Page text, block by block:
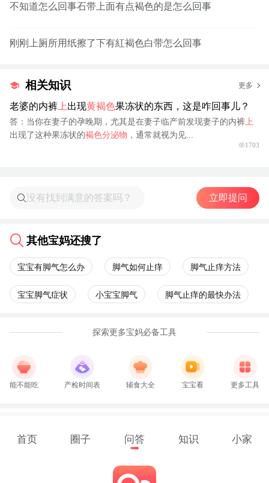
不知道怎么回事石带上面有点褐色的是怎么回事
刚刚上厕所用纸擦了下有紅褐色白带怎么回事
相关知识 更多
老婆的内裤 上出现黄褐色果冻状的东西，这是咋回事儿？
答：当你在妻子的孕晚期，尤其是在妻子临产前发现妻子的内裤 上
出现了这种果冻状的褐色分泌物 ，通常就视为见...
1703
立即提问
其他宝妈还搜了
宝宝有脚气怎么办 脚气如何止痒 脚气止痒方法
宝宝脚气症状 小宝宝脚气 脚气止痒的最快办法
探索更多宝妈必备工具
能不能吃 产检时间表 辅食大全 宝宝看 更多工具
首页 圈子 问答 知识 小家